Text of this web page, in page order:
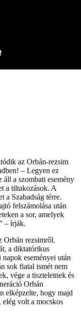
az Orbán-rezsim
– Legyen ez
áll a szombati esemény
a tiltakozások. A
a Szabadság térre.
felszámolása után
a sor, amelyek
– írják.
Orbán rezsimről.
a diktatórikus
eseményei után
sok fiatal ismét nem
vége a tiszteletnek és
Orbán
elképzelte, hogy majd
elég volt a mocskos